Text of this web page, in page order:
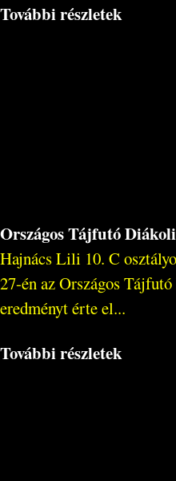
További részletek
Országos Tájfutó
Hajnács Lili 10. C
27-én az Országos
eredményt érte el...
További részletek